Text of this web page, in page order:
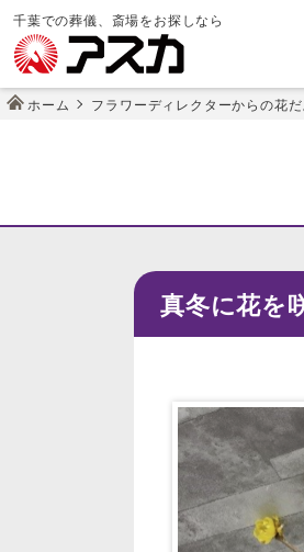
千葉での葬儀、斎場をお探しなら
ホーム
フラワーディレクターからの花だ
真冬に花を